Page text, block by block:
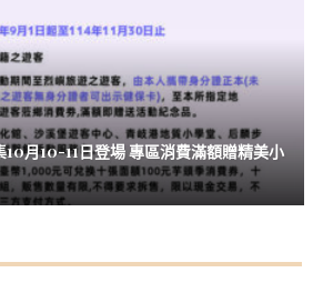
月10-11日登場 專區消費滿額贈精美小